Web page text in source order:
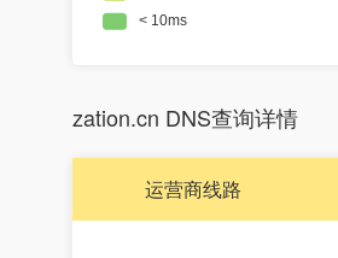
zation.cn DNS查询详情
运营商线路